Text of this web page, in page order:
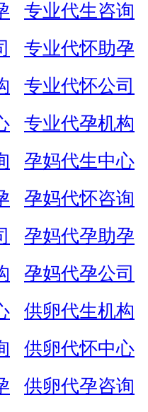
专业代生咨询
专业代怀助孕
专业代怀公司
专业代孕机构
孕妈代生中心
孕妈代怀咨询
孕妈代孕助孕
孕妈代孕公司
供卵代生机构
供卵代怀中心
供卵代孕咨询